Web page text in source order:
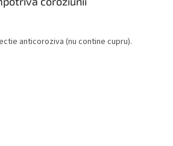
anticoroziva (nu contine cupru).